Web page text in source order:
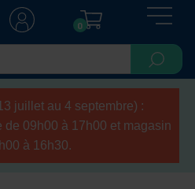
0
juillet au 4 septembre) :
09h00 à 17h00 et magasin
à 16h30.